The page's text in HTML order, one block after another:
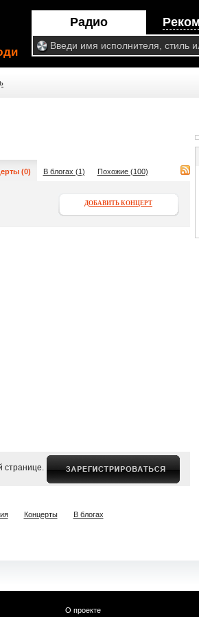
Радио
(0) В блогах (1) Похожие (100)
ДОБАВИТЬ КОНЦЕРТ
странице.
Концерты В блогах
О проекте